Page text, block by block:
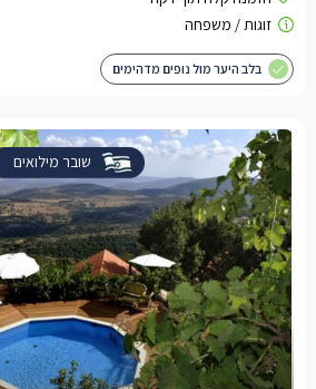
בלב היער מול נופים מדהימים
שובר מילואים